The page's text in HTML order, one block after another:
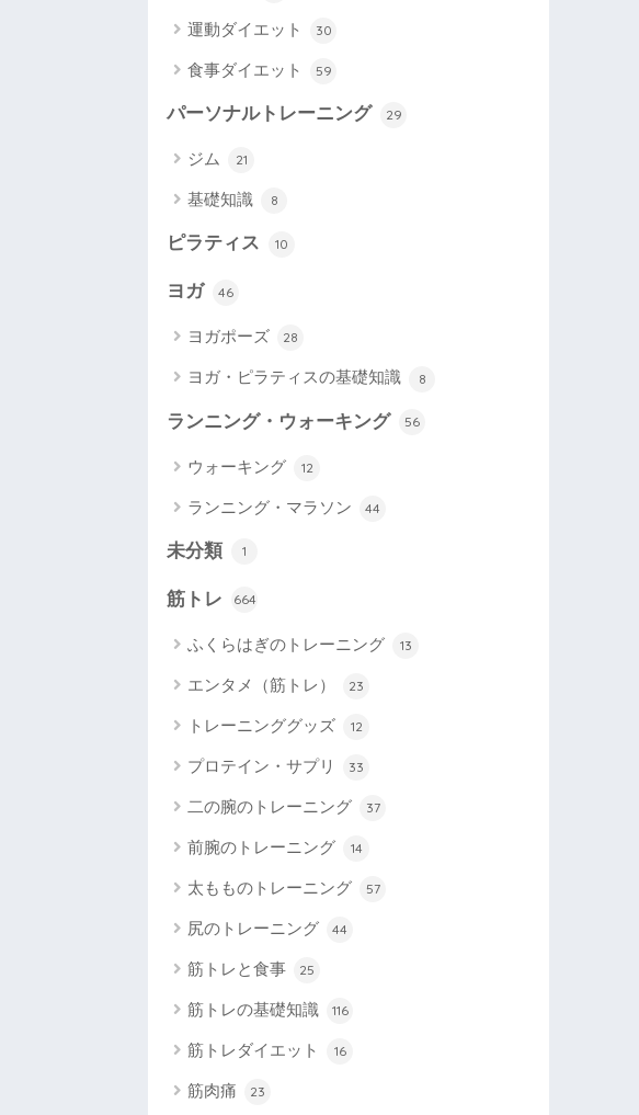
運動ダイエット 30
食事ダイエット 59
パーソナルトレーニング 29
ジム 21
基礎知識 8
ピラティス 10
ヨガ 46
ヨガポーズ 28
ヨガ・ピラティスの基礎知識 8
ランニング・ウォーキング 56
ウォーキング 12
ランニング・マラソン 44
未分類 1
筋トレ 664
ふくらはぎのトレーニング 13
エンタメ（筋トレ） 23
トレーニンググッズ 12
プロテイン・サプリ 33
二の腕のトレーニング 37
前腕のトレーニング 14
太もものトレーニング 57
尻のトレーニング 44
筋トレと食事 25
筋トレの基礎知識 116
筋トレダイエット 16
筋肉痛 23